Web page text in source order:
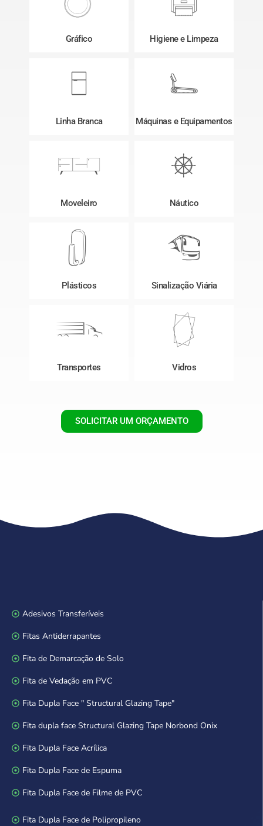
Gráfico Higiene e Limpeza
Linha Branca Máquinas e Equipamentos
Moveleiro Náutico
Plásticos Sinalização Viária
Transportes Vidros
SOLICITAR UM ORÇAMENTO
Adesivos Transferíveis
Fitas Antiderrapantes
Fita de Demarcação de Solo
Fita de Vedação em PVC
Fita Dupla Face " Structural Glazing Tape"
Fita dupla face Structural Glazing Tape Norbond Onix
Fita Dupla Face Acrílica
Fita Dupla Face de Espuma
Fita Dupla Face de Filme de PVC
Fita Dupla Face de Polipropileno